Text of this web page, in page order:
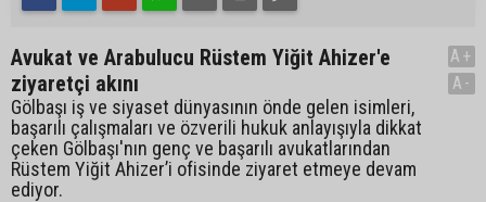
Avukat ve Arabulucu Rüstem Yiğit Ahizer'e
ziyaretçi akını
Gölbaşı iş ve siyaset dünyasının önde gelen isimleri,
başarılı çalışmaları ve özverili hukuk anlayışıyla dikkat
çeken Gölbaşı'nın genç ve başarılı avukatlarından
Rüstem Yiğit Ahizer’i ofisinde ziyaret etmeye devam
ediyor.
A+
A-